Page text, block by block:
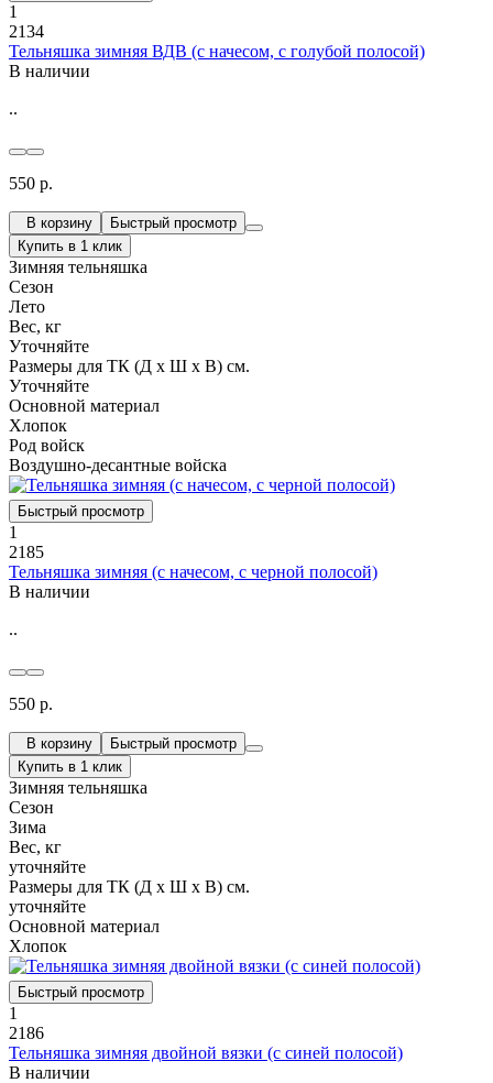
1
2134
Тельняшка зимняя ВДВ (с начесом, с голубой полосой)
В наличии
..
550 р.
В корзину
Быстрый просмотр
Купить в 1 клик
Зимняя тельняшка
Сезон
Лето
Вес, кг
Уточняйте
Размеры для ТК (Д х Ш х В) см.
Уточняйте
Основной материал
Хлопок
Род войск
Воздушно-десантные войска
Быстрый просмотр
1
2185
Тельняшка зимняя (с начесом, с черной полосой)
В наличии
..
550 р.
В корзину
Быстрый просмотр
Купить в 1 клик
Зимняя тельняшка
Сезон
Зима
Вес, кг
уточняйте
Размеры для ТК (Д х Ш х В) см.
уточняйте
Основной материал
Хлопок
Быстрый просмотр
1
2186
Тельняшка зимняя двойной вязки (с синей полосой)
В наличии